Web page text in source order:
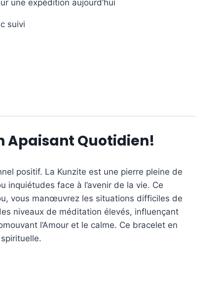
une expédition aujourd’hui
suivi
Apaisant Quotidien!
positif. La Kunzite est une pierre pleine de
inquiétudes face à l’avenir de la vie. Ce
vous manœuvrez les situations difficiles de
niveaux de méditation élevés, influençant
l’Amour et le calme. Ce bracelet en